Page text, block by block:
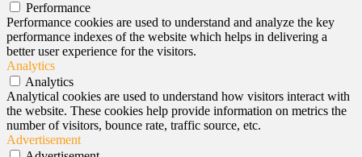
Performance
Performance cookies are used to understand and analyze the key
performance indexes of the website which helps in delivering a
better user experience for the visitors.
Analytics
Analytics
Analytical cookies are used to understand how visitors interact with
the website. These cookies help provide information on metrics the
number of visitors, bounce rate, traffic source, etc.
Advertisement